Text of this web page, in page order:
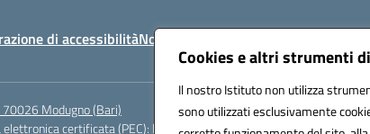
Cookies e altri strumenti
Il nostro Istituto non utilizza
sono utilizzati esclusivamente
di accessibilitàNote legali
Modugno (Bari)
elettronica certificata (PEC): baic8ap005@pec.istruzione.it